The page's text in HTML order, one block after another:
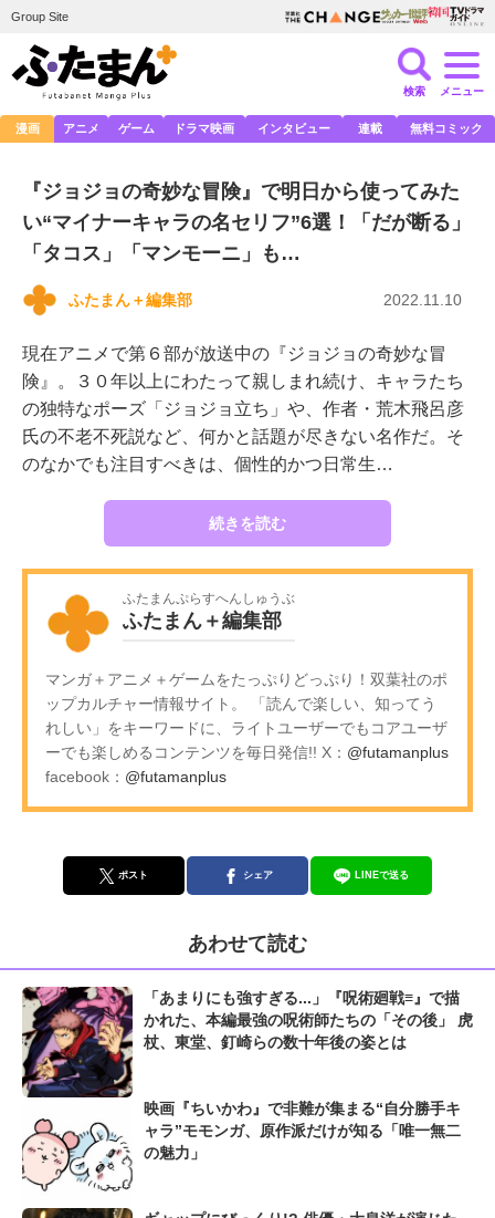
Group Site
検索 メニュー
漫画 アニメ ゲーム ドラマ映画 インタビュー 連載 無料コミック
『ジョジョの奇妙な冒険』で明日から使ってみた
い“マイナーキャラの名セリフ”6選！「だが断る」
「タコス」「マンモーニ」も…
ふたまん＋編集部 2022.11.10
現在アニメで第６部が放送中の『ジョジョの奇妙な冒
険』。３０年以上にわたって親しまれ続け、キャラたち
の独特なポーズ「ジョジョ立ち」や、作者・荒木飛呂彦
氏の不老不死説など、何かと話題が尽きない名作だ。そ
のなかでも注目すべきは、個性的かつ日常生…
続きを読む
ふたまんぷらすへんしゅうぶ
ふたまん＋編集部
マンガ＋アニメ＋ゲームをたっぷりどっぷり！双葉社のポ
ップカルチャー情報サイト。 「読んで楽しい、知ってう
れしい」をキーワードに、ライトユーザーでもコアユーザ
ーでも楽しめるコンテンツを毎日発信!! X： @futamanplus
facebook： @futamanplus
ポスト シェア LINEで送る
あわせて読む
「あまりにも強すぎる...」『呪術廻戦≡』で描
かれた、本編最強の呪術師たちの「その後」 虎
杖、東堂、釘崎らの数十年後の姿とは
映画『ちいかわ』で非難が集まる“自分勝手キ
ャラ”モモンガ、原作派だけが知る「唯一無二
の魅力」